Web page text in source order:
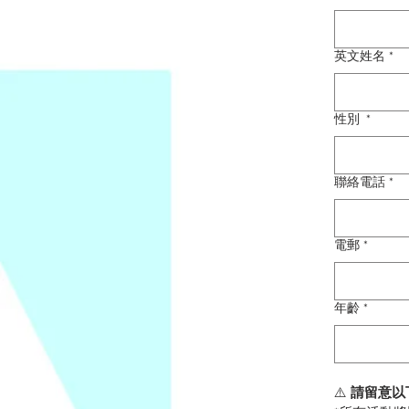
英文姓名 *
性別 *
聯絡電話 *
電郵 *
年齡 *
⚠️ 請留意以